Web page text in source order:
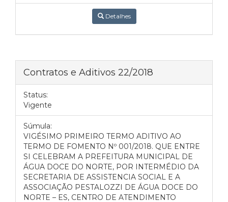
Detalhes
Contratos e Aditivos 22/2018
Status:
Vigente
Súmula:
VIGÉSIMO PRIMEIRO TERMO ADITIVO AO
TERMO DE FOMENTO Nº 001/2018. QUE ENTRE
SI CELEBRAM A PREFEITURA MUNICIPAL DE
ÁGUA DOCE DO NORTE, POR INTERMÉDIO DA
SECRETARIA DE ASSISTENCIA SOCIAL E A
ASSOCIAÇÃO PESTALOZZI DE ÁGUA DOCE DO
NORTE – ES, CENTRO DE ATENDIMENTO